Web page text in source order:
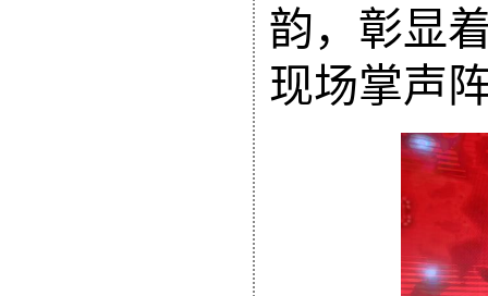
韵，彰显
现场掌声